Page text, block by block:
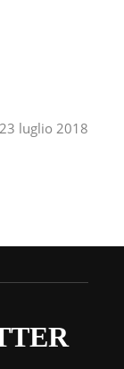
23 luglio 2018